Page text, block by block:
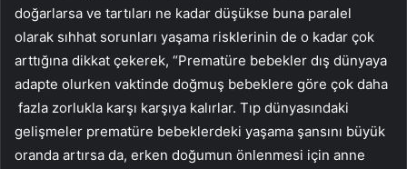
doğarlarsa ve tartıları ne kadar düşükse buna paralel
olarak sıhhat sorunları yaşama risklerinin de o kadar çok
arttığına dikkat çekerek, “Prematüre bebekler dış dünyaya
adapte olurken vaktinde doğmuş bebeklere göre çok daha
fazla zorlukla karşı karşıya kalırlar. Tıp dünyasındaki
gelişmeler prematüre bebeklerdeki yaşama şansını büyük
oranda artırsa da, erken doğumun önlenmesi için anne